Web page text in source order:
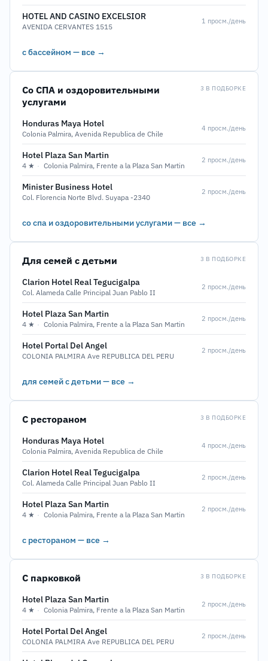
HOTEL AND CASINO EXCELSIOR
AVENIDA CERVANTES 1515
1 просм./день
с бассейном — все →
Со СПА и оздоровительными
услугами
3 В ПОДБОРКЕ
Honduras Maya Hotel
Colonia Palmira, Avenida Republica de Chile
4 просм./день
Hotel Plaza San Martin
4 ★ · Colonia Palmira, Frente a la Plaza San Martin
2 просм./день
Minister Business Hotel
Col. Florencia Norte Blvd. Suyapa -2340
2 просм./день
со спа и оздоровительными услугами — все →
Для семей с детьми 3 В ПОДБОРКЕ
Clarion Hotel Real Tegucigalpa
Col. Alameda Calle Principal Juan Pablo II
2 просм./день
Hotel Plaza San Martin
4 ★ · Colonia Palmira, Frente a la Plaza San Martin
2 просм./день
Hotel Portal Del Angel
COLONIA PALMIRA Ave REPUBLICA DEL PERU
2 просм./день
для семей с детьми — все →
С рестораном 3 В ПОДБОРКЕ
Honduras Maya Hotel
Colonia Palmira, Avenida Republica de Chile
4 просм./день
Clarion Hotel Real Tegucigalpa
Col. Alameda Calle Principal Juan Pablo II
2 просм./день
Hotel Plaza San Martin
4 ★ · Colonia Palmira, Frente a la Plaza San Martin
2 просм./день
с рестораном — все →
С парковкой 3 В ПОДБОРКЕ
Hotel Plaza San Martin
4 ★ · Colonia Palmira, Frente a la Plaza San Martin
2 просм./день
Hotel Portal Del Angel
COLONIA PALMIRA Ave REPUBLICA DEL PERU
2 просм./день